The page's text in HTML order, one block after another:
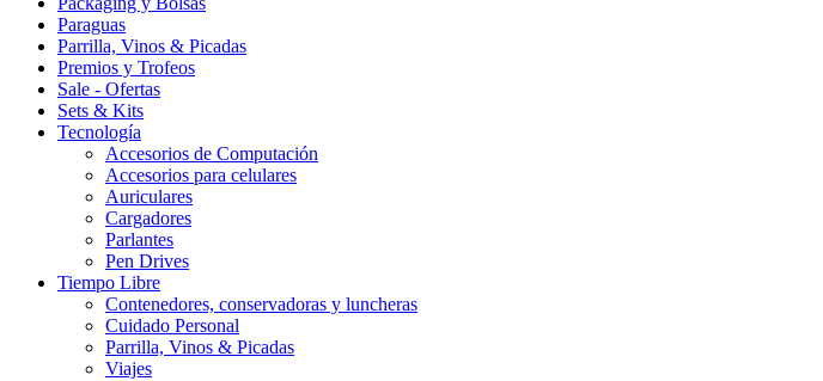
Paraguas
Parrilla, Vinos & Picadas
Premios y Trofeos
Sale - Ofertas
Sets & Kits
Tecnología
Accesorios de Computación
Accesorios para celulares
Auriculares
Cargadores
Parlantes
Pen Drives
Tiempo Libre
Contenedores, conservadoras y luncheras
Cuidado Personal
Parrilla, Vinos & Picadas
Viajes